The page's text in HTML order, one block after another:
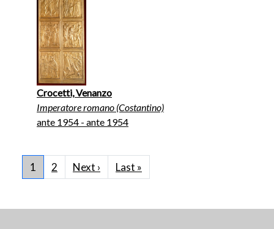
Crocetti, Venanzo
Imperatore romano (Costantino)
ante 1954 - ante 1954
1 2 Next › Pagina successiva
Last »